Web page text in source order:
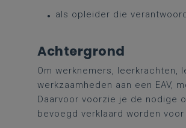
als opleider die
Achtergrond
Om werknemers, leerkrachten,
werkzaamheden aan een EAV,
Daarvoor voorzie je de nodige
bevoegd verklaard worden